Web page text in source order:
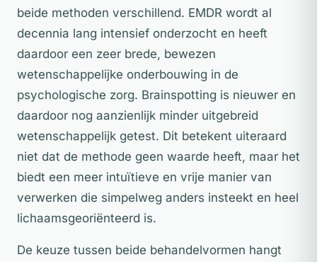
beide methoden verschillend. EMDR wordt al
decennia lang intensief onderzocht en heeft
daardoor een zeer brede, bewezen
wetenschappelijke onderbouwing in de
psychologische zorg. Brainspotting is nieuwer en
daardoor nog aanzienlijk minder uitgebreid
wetenschappelijk getest. Dit betekent uiteraard
niet dat de methode geen waarde heeft, maar het
biedt een meer intuïtieve en vrije manier van
verwerken die simpelweg anders insteekt en heel
lichaamsgeoriënteerd is.
De keuze tussen beide behandelvormen hangt